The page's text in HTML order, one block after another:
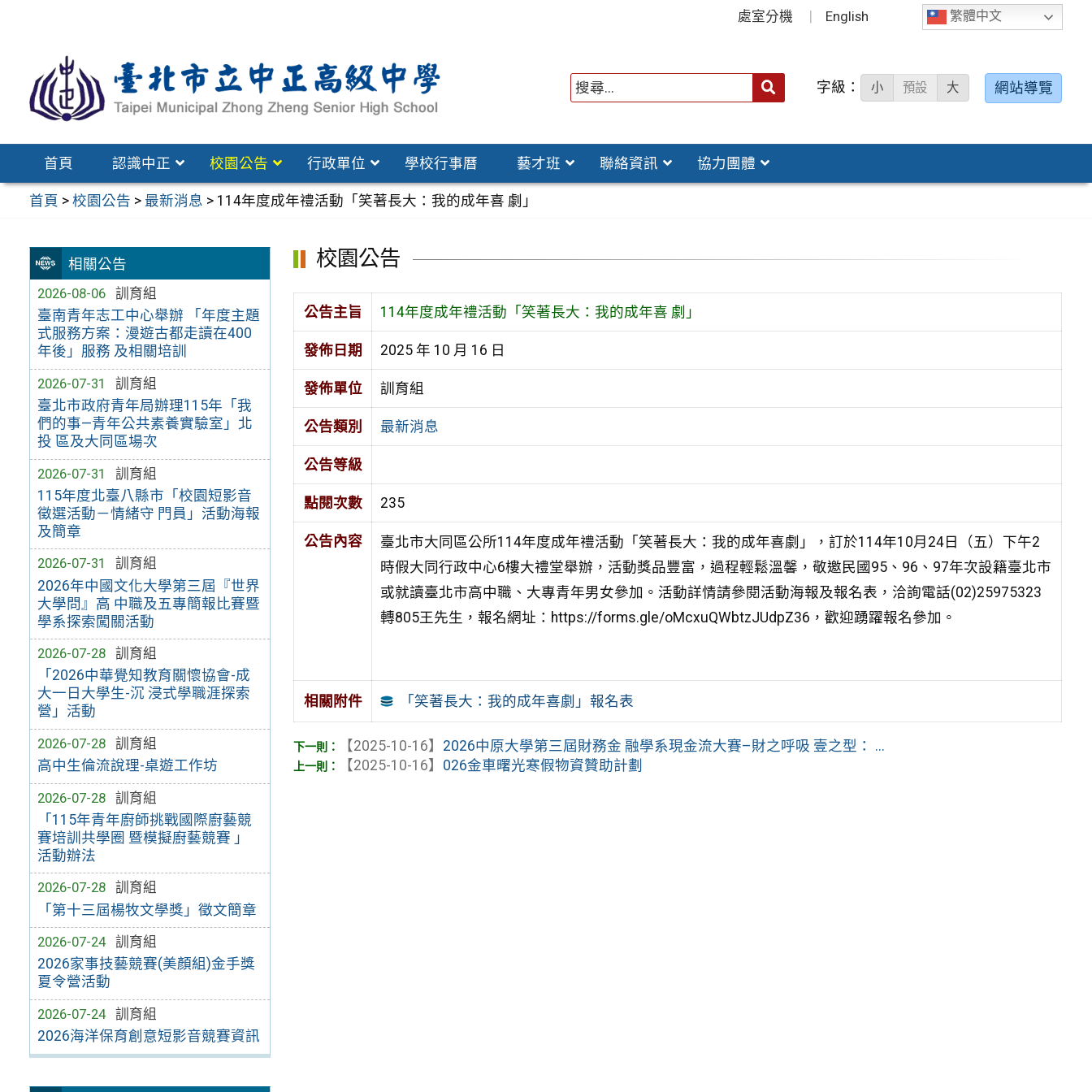
區
繁體中文
處室分機 English
字級： 小 預設 大 網站導覽
首頁 認識中正 校園公告 行政單位 學校行事曆 藝才班 聯絡資訊 協力團體
首頁 >校園公告 > 最新消息 > 114年度成年禮活動「笑著長大：我的成年喜 劇」
相關公告
2026-08-06
訓育組
臺南青年志工中心舉辦 「年度主題
式服務方案：漫遊古都走讀在400
年後」服務 及相關培訓
2026-07-31
訓育組
臺北市政府青年局辦理115年「我
們的事—青年公共素養實驗室」北
投 區及大同區場次
2026-07-31
訓育組
115年度北臺八縣市「校園短影音
徵選活動－情緒守 門員」活動海報
及簡章
2026-07-31
訓育組
2026年中國文化大學第三屆『世界
大學問』高 中職及五專簡報比賽暨
學系探索闖關活動
2026-07-28
訓育組
「2026中華覺知教育關懷協會-成
大一日大學生-沉 浸式學職涯探索
營」活動
2026-07-28
訓育組
高中生倫流說理-桌遊工作坊
2026-07-28
訓育組
「115年青年廚師挑戰國際廚藝競
賽培訓共學圈 暨模擬廚藝競賽 」
活動辦法
2026-07-28
訓育組
「第十三屆楊牧文學獎」徵文簡章
2026-07-24
訓育組
2026家事技藝競賽(美顏組)金手獎
夏令營活動
2026-07-24
訓育組
2026海洋保育創意短影音競賽資訊
校園公告
公告主旨 114年度成年禮活動「笑著長大：我的成年喜 劇」
發佈日期 2025 年 10 月 16 日
發佈單位 訓育組
公告類別 最新消息
公告等級
點閱次數 235
公告內容
臺北市大同區公所114年度成年禮活動「笑著長大：我的成年喜劇」，訂於114年10月24日（五）下午2
時假大同行政中心6樓大禮堂舉辦，活動獎品豐富，過程輕鬆溫馨，敬邀民國95、96、97年次設籍臺北市
或就讀臺北市高中職、大專青年男女參加。活動詳情請參閱活動海報及報名表，洽詢電話(02)25975323
轉805王先生，報名網址：https://forms.gle/oMcxuQWbtzJUdpZ36，歡迎踴躍報名參加。
相關附件 「笑著長大：我的成年喜劇」報名表
【2025-10-16】 2026中原大學第三屆財務金 融學系現金流大賽–財之呼吸 壹之型： ...
【2025-10-16】 026金車曙光寒假物資贊助計劃